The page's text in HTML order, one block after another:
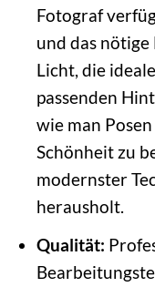
Fotograf
und das nötige
Licht, die
passenden
wie man
Schönheit zu
modernster
herausholt.
Qualität: